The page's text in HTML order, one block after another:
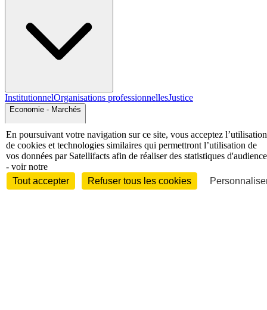
InstitutionnelOrganisations professionnellesJustice
Economie - Marchés
En poursuivant votre navigation sur ce site, vous acceptez l’utilisation
de cookies et technologies similaires qui permettront l’utilisation de
vos données par Satellifacts afin de réaliser des statistiques d'audience
- voir notre
Tout accepter
Refuser tous les cookies